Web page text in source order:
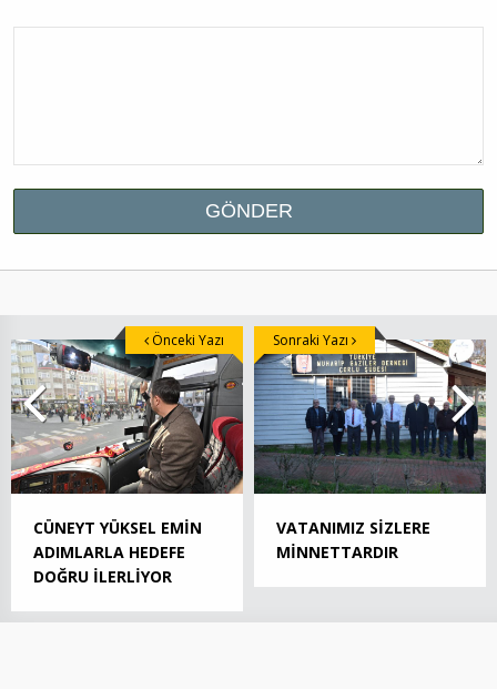
CÜNEYT YÜKSEL EMİN
ADIMLARLA HEDEFE
DOĞRU İLERLİYOR
Önceki Yazı
VATANIMIZ SİZLERE
MİNNETTARDIR
Sonraki Yazı